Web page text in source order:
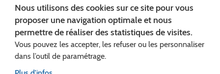
CONSEIL DÉPARTEMENTAL DE L'AISNE
Siège :
Nous utilisons des cookies sur ce site pour vous
proposer une navigation optimale et nous
permettre de réaliser des statistiques de visites.
Vous pouvez les accepter, les refuser ou les personnaliser
dans l’outil de paramétrage.